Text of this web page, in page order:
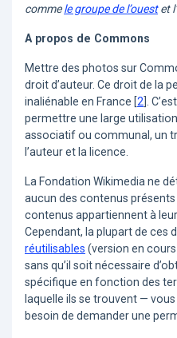
commele groupe de l’ouestet
A propos de Commons
Mettre des photos sur
droit d’auteur. Ce droit de la
inaliénable en France [2 .
permettre une large utilisation
associatif ou communal, un
l’auteur et la licence.
La Fondation Wikimedia ne
aucun des contenus
contenus appartiennent à
Cependant, la plupart de ces
réutilisables (version en
sans qu’il soit nécessaire
spécifique en fonction des
laquelle ils se trouvent —
besoin de demander une